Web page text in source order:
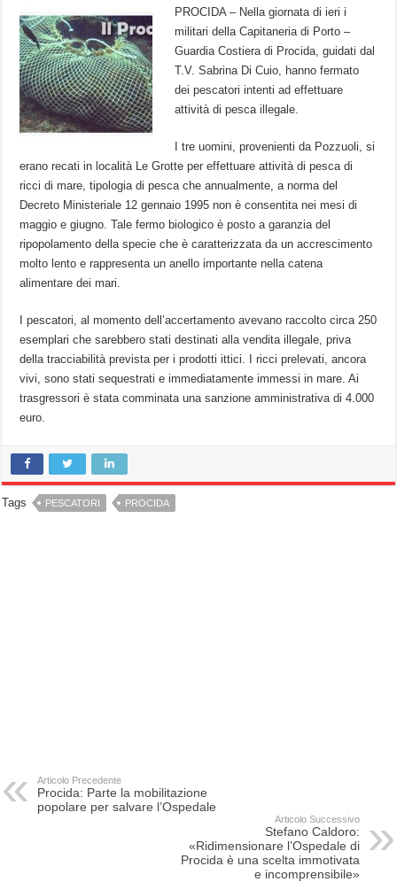
PROCIDA – Nella giornata di ieri i
militari della Capitaneria di Porto –
Guardia Costiera di Procida, guidati dal
T.V. Sabrina Di Cuio, hanno fermato
dei pescatori intenti ad effettuare
attività di pesca illegale.
I tre uomini, provenienti da Pozzuoli, si
erano recati in località Le Grotte per effettuare attività di pesca di
ricci di mare, tipologia di pesca che annualmente, a norma del
Decreto Ministeriale 12 gennaio 1995 non è consentita nei mesi di
maggio e giugno. Tale fermo biologico è posto a garanzia del
ripopolamento della specie che è caratterizzata da un accrescimento
molto lento e rappresenta un anello importante nella catena
alimentare dei mari.
I pescatori, al momento dell’accertamento avevano raccolto circa 250
esemplari che sarebbero stati destinati alla vendita illegale, priva
della tracciabilità prevista per i prodotti ittici. I ricci prelevati, ancora
vivi, sono stati sequestrati e immediatamente immessi in mare. Ai
trasgressori è stata comminata una sanzione amministrativa di 4.000
euro.
Tags PESCATORI PROCIDA
Articolo Precedente
Procida: Parte la mobilitazione
popolare per salvare l’Ospedale
Articolo Successivo
Stefano Caldoro:
«Ridimensionare l’Ospedale di
Procida è una scelta immotivata
e incomprensibile»